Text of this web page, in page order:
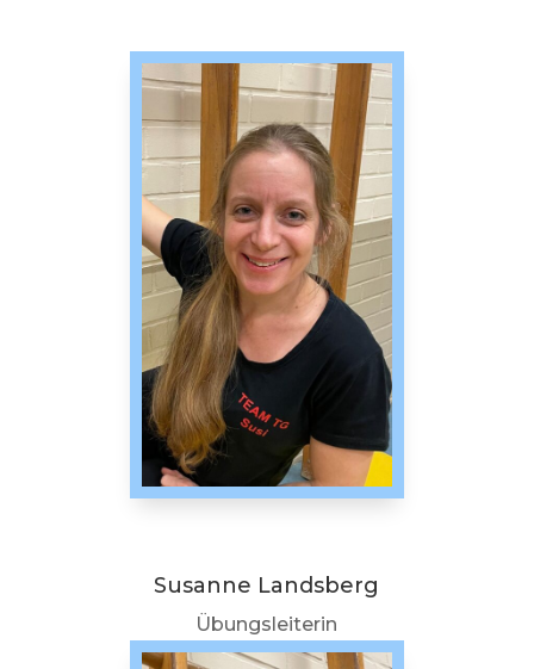
Susanne Landsberg
Übungsleiterin